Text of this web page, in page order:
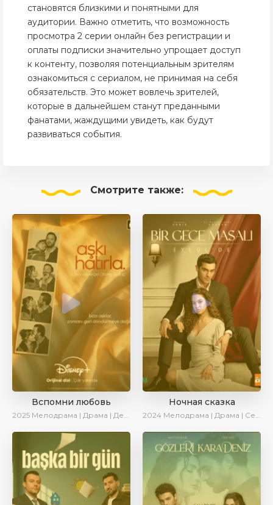
становятся близкими и понятными для
аудитории. Важно отметить, что возможность
просмотра 2 серии онлайн без регистрации и
оплаты подписки значительно упрощает доступ
к контенту, позволяя потенциальным зрителям
ознакомиться с сериалом, не принимая на себя
обязательств. Это может вовлечь зрителей,
которые в дальнейшем станут преданными
фанатами, жаждущими увидеть, как будут
развиваться события.
Смотрите также:
Вспомни любовь
2025 Мелодрама | Драма | Детектив | Комедия | Новинки | Сериалы 2025
Ночная сказка
2024 Мелодрама | Драма | Сериалы 2024